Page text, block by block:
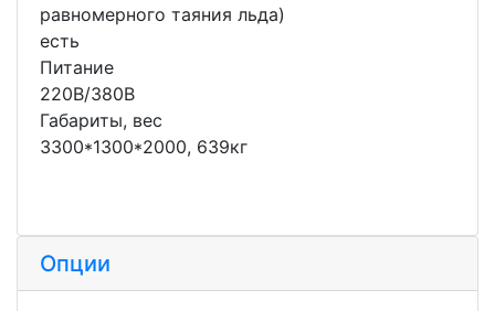
равномерного таяния льда)
есть
Питание
220В/380В
Габариты, вес
3300*1300*2000, 639кг
Опции